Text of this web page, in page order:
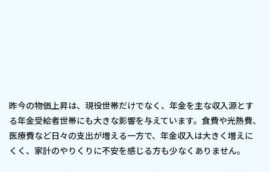
昨今の物価上昇は、現役世帯だけでなく、年金を主な収入源とす
る年金受給者世帯にも大きな影響を与えています。食費や光熱費、
医療費など日々の支出が増える一方で、年金収入は大きく増えに
くく、家計のやりくりに不安を感じる方も少なくありません。